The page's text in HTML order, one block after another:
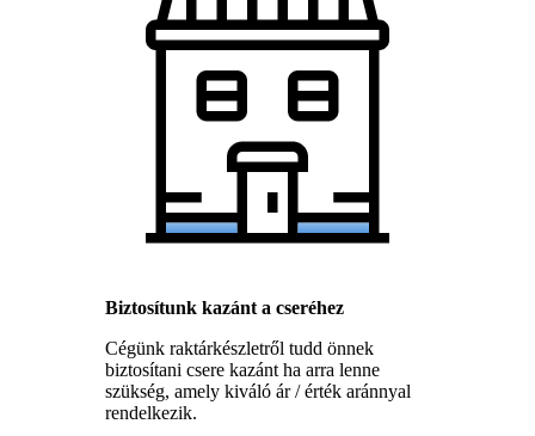
Biztosítunk kazánt a cseréhez
Cégünk raktárkészletről tudd önnek
biztosítani csere kazánt ha arra lenne
szükség, amely kiváló ár / érték aránnyal
rendelkezik.